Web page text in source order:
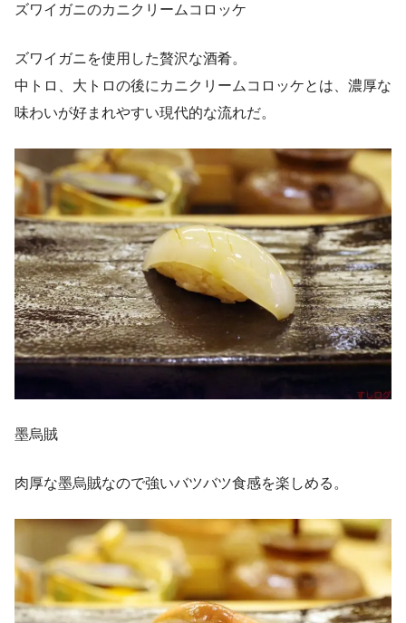
ズワイガニのカニクリームコロッケ
ズワイガニを使用した贅沢な酒肴。
中トロ、大トロの後にカニクリームコロッケとは、濃厚な
味わいが好まれやすい現代的な流れだ。
墨烏賊
肉厚な墨烏賊なので強いバツバツ食感を楽しめる。